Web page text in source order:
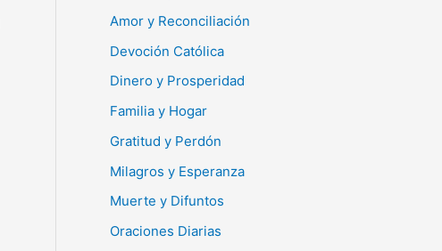
Amor y Reconciliación
Devoción Católica
Dinero y Prosperidad
Familia y Hogar
Gratitud y Perdón
Milagros y Esperanza
Muerte y Difuntos
Oraciones Diarias